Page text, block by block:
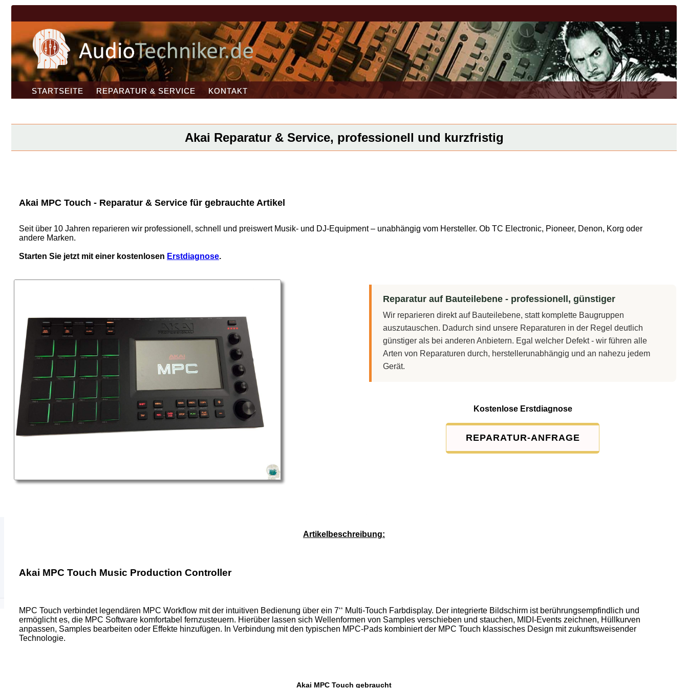
STARTSEITE REPARATUR & SERVICE KONTAKT
Akai Reparatur & Service, professionell und kurzfristig
Akai MPC Touch - Reparatur & Service für gebrauchte Artikel
Seit über 10 Jahren reparieren wir professionell, schnell und preiswert Musik- und DJ-Equipment – unabhängig vom Hersteller. Ob TC Electronic, Pioneer, Denon, Korg oder
andere Marken.
Starten Sie jetzt mit einer kostenlosen Erstdiagnose.
Reparatur auf Bauteilebene - professionell, günstiger
Wir reparieren direkt auf Bauteilebene, statt komplette Baugruppen
auszutauschen. Dadurch sind unsere Reparaturen in der Regel deutlich
günstiger als bei anderen Anbietern. Egal welcher Defekt - wir führen alle
Arten von Reparaturen durch, herstellerunabhängig und an nahezu jedem
Gerät.
Kostenlose Erstdiagnose
REPARATUR-ANFRAGE
Artikelbeschreibung:
Akai MPC Touch Music Production Controller
MPC Touch verbindet legendären MPC Workflow mit der intuitiven Bedienung über ein 7‘‘ Multi-Touch Farbdisplay. Der integrierte Bildschirm ist berührungsempfindlich und
ermöglicht es, die MPC Software komfortabel fernzusteuern. Hierüber lassen sich Wellenformen von Samples verschieben und stauchen, MIDI-Events zeichnen, Hüllkurven
anpassen, Samples bearbeiten oder Effekte hinzufügen. In Verbindung mit den typischen MPC-Pads kombiniert der MPC Touch klassisches Design mit zukunftsweisender
Technologie.
Akai MPC Touch gebraucht